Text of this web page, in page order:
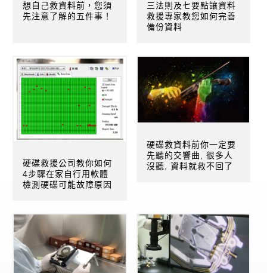
想自己救資料前，您須
先注意了解的五件事！
三法則及七要點讓資料
救援專家教您如何完善
備份資料
硬碟救援公司教你如何
4步驟在家自行用軟體
檢測硬碟可能故障原因
硬碟救資料前你一定要
先聽的交響曲, 很多人
沒聽, 資料就救不回了